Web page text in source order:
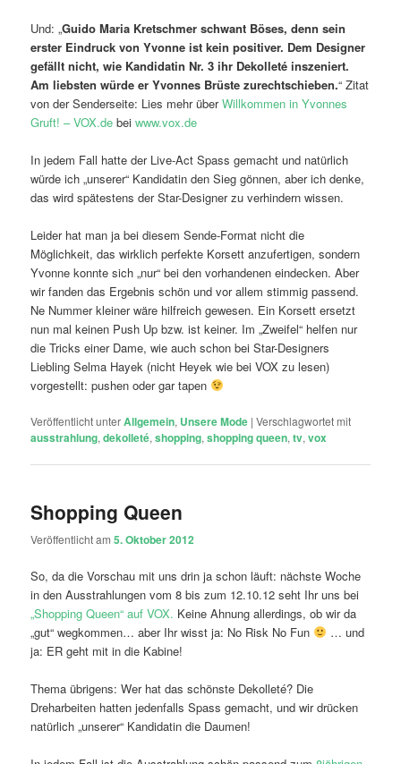
Und: „Guido Maria Kretschmer schwant Böses, denn sein
erster Eindruck von Yvonne ist kein positiver. Dem Designer
gefällt nicht, wie Kandidatin Nr. 3 ihr Dekolleté inszeniert.
Am liebsten würde er Yvonnes Brüste zurechtschieben.“ Zitat
von der Senderseite: Lies mehr überWillkommen in Yvonnes
Gruft! – VOX.de beiwww.vox.de
In jedem Fall hatte der Live-Act Spass gemacht und natürlich
würde ich „unserer“ Kandidatin den Sieg gönnen, aber ich denke,
das wird spätestens der Star-Designer zu verhindern wissen.
Leider hat man ja bei diesem Sende-Format nicht die
Möglichkeit, das wirklich perfekte Korsett anzufertigen, sondern
Yvonne konnte sich „nur“ bei den vorhandenen eindecken. Aber
wir fanden das Ergebnis schön und vor allem stimmig passend.
Ne Nummer kleiner wäre hilfreich gewesen. Ein Korsett ersetzt
nun mal keinen Push Up bzw. ist keiner. Im „Zweifel“ helfen nur
die Tricks einer Dame, wie auch schon bei Star-Designers
Liebling Selma Hayek (nicht Heyek wie bei VOX zu lesen)
vorgestellt: pushen oder gar tapen
Veröffentlicht unterAllgemein, Unsere Mode |Verschlagwortet mit
ausstrahlung,dekolleté,shopping,shopping queen,tv,vox
Shopping Queen
Veröffentlicht am5. Oktober 2012
So, da die Vorschau mit uns drin ja schon läuft: nächste Woche
in den Ausstrahlungen vom 8 bis zum 12.10.12 seht Ihr uns bei
„Shopping Queen“ auf VOX. Keine Ahnung allerdings, ob wir da
„gut“ wegkommen… aber Ihr wisst ja: No Risk No Fun
… und
ja: ER geht mit in die Kabine!
Thema übrigens: Wer hat das schönste Dekolleté? Die
Dreharbeiten hatten jedenfalls Spass gemacht, und wir drücken
natürlich „unserer“ Kandidatin die Daumen!